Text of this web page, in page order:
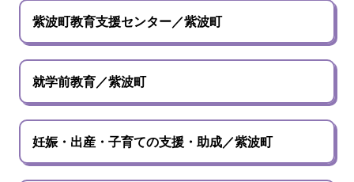
紫波町教育支援センター／紫波町
就学前教育／紫波町
妊娠・出産・子育ての支援・助成／紫波町